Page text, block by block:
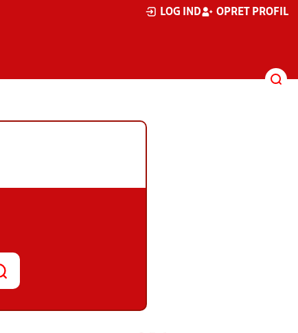
LOG IND OPRET PROFIL